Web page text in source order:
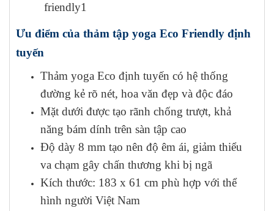
Ưu điểm của thảm tập yoga Eco Friendly định
tuyến
Thảm yoga Eco định tuyến có hệ thống
đường kẻ rõ nét, hoa văn đẹp và độc đáo
Mặt dưới được tạo rãnh chống trượt, khả
năng bám dính trên sàn tập cao
Độ dày 8 mm tạo nên độ êm ái, giảm thiểu
va chạm gây chấn thương khi bị ngã
Kích thước: 183 x 61 cm phù hợp với thể
hình người Việt Nam